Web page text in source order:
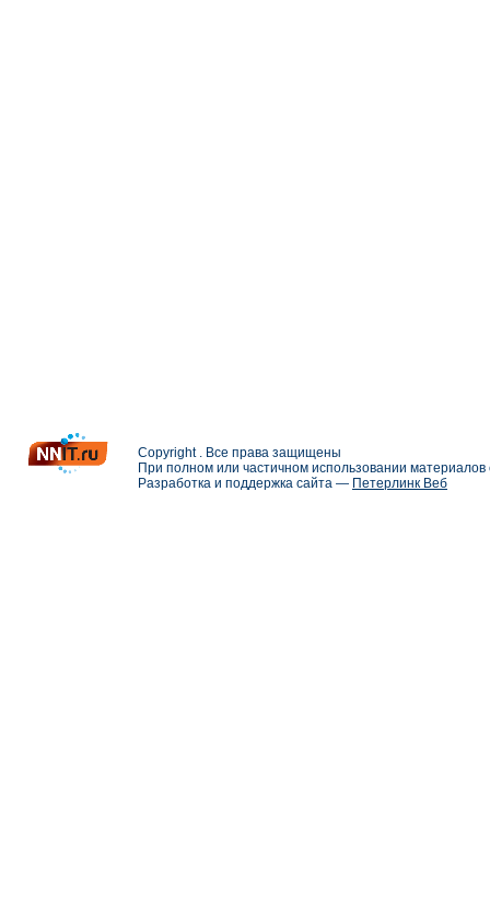
Copyright . Все права защищены
При полном или частичном использовании
Разработка и поддержка сайта — Петерлинк Веб